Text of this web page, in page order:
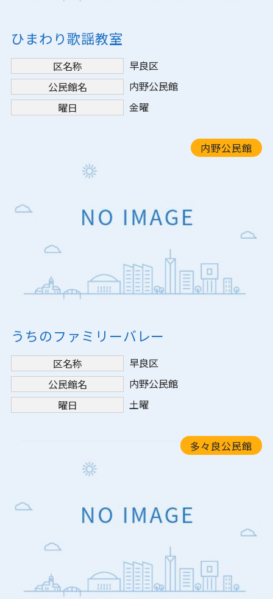
ひまわり歌謡教室
区名称
早良区
公民館名
内野公民館
曜日
金曜
内野公民館
うちのファミリーバレー
区名称
早良区
公民館名
内野公民館
曜日
土曜
多々良公民館